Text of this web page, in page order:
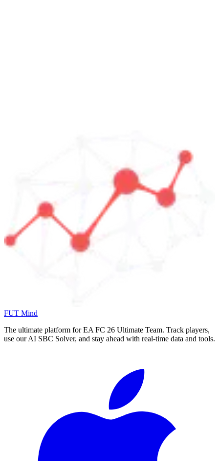
FUT Mind
The ultimate platform for EA FC 26 Ultimate Team. Track players,
use our AI SBC Solver, and stay ahead with real-time data and tools.